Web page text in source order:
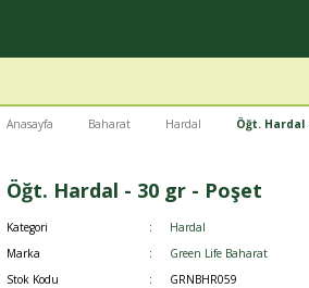
Anasayfa Baharat Hardal Öğt. Hardal
Öğt. Hardal - 30 gr - Poşet
Kategori
Hardal
Marka
Green Life Baharat
Stok Kodu
GRNBHR059